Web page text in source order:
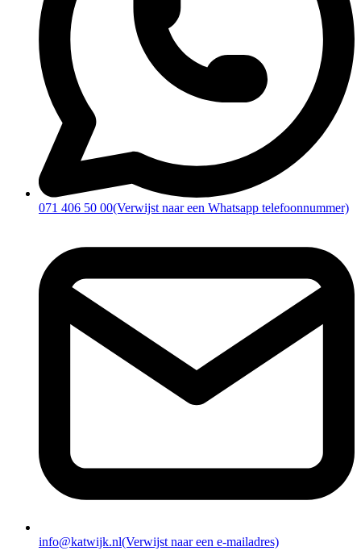
071 406 50 00(Verwijst naar een Whatsapp telefoonnummer)
info@katwijk.nl(Verwijst naar een e-mailadres)